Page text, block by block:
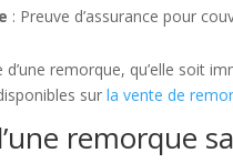
: Preuve d’assurance pour
d’une remorque, qu’elle soit
surla vente de
remorque